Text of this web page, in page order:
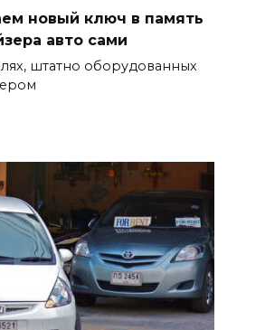
новый ключ в память
авто сами
штатно оборудованных